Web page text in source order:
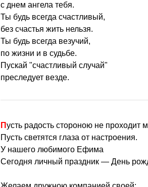
с днем ангела тебя.
Ты будь всегда счастливый,
без счастья жить нельзя.
Ты будь всегда везучий,
по жизни и в судьбе.
Пускай "счастливый случай"
преследует везде.
Пусть радость стороною не проходит
Пусть светятся глаза от настроения.
У нашего любимого Ефима
Сегодня личный праздник — День